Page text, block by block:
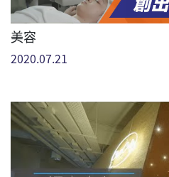
美容
2020.07.21